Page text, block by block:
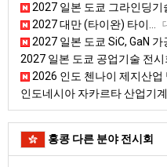
2027 일본 도쿄 그라인딩기술 전시회
2027 대만 (타이완) 타이베이 공작기계 전시회 [TIMTOS]
2027 일본 도쿄 SiC, GaN 가공
2027 일본 도쿄 공업기술 전시회
2026 인도 첸나이 제지산업 박람회 [Paper Expo South
인도네시아 자카르타 산업기계 전
홍콩 다른 분야 전시회